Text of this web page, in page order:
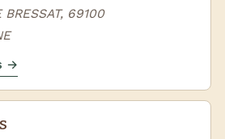
BRESSAT, 69100
→